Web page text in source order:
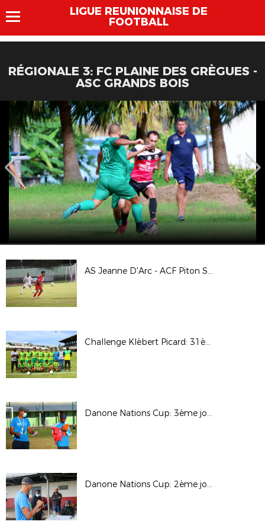
LIGUE REUNIONNAISE DE
FOOTBALL
RÉGIONALE 3: FC PLAINE DES GRÈGUES -
ASC GRANDS BOIS
AS Jeanne D'Arc - ACF Piton Saint Leu ( 4ème tour Coupe de France )
Challenge Klèbert Picard: 31ème édition ( phase finale )
Danone Nations Cup: 3ème journée
Danone Nations Cup: 2ème journée